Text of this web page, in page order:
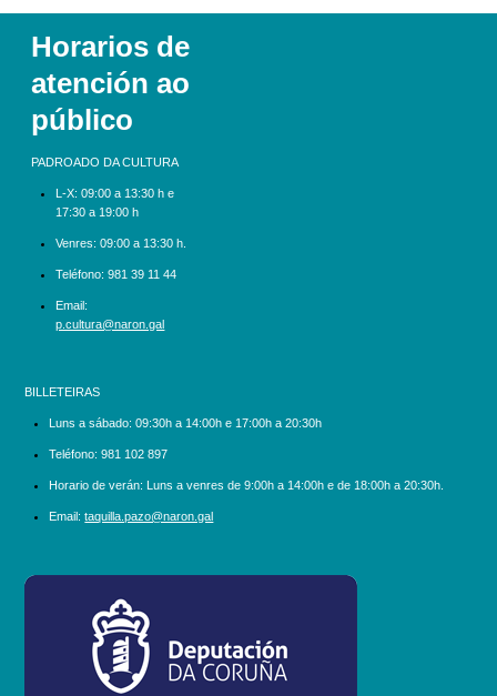
Horarios de
atención ao
público
PADROADO DA CULTURA
L-X: 09:00 a 13:30 h e
17:30 a 19:00 h
Venres: 09:00 a 13:30 h.
Teléfono: 981 39 11 44
Email:
p.cultura@naron.gal
BILLETEIRAS
Luns a sábado: 09:30h a 14:00h e 17:00h a 20:30h
Teléfono: 981 102 897
Horario de verán: Luns a venres de 9:00h a 14:00h e de 18:00h a 20:30h.
Email: taquilla.pazo@naron.gal
logo_depcoruna.png